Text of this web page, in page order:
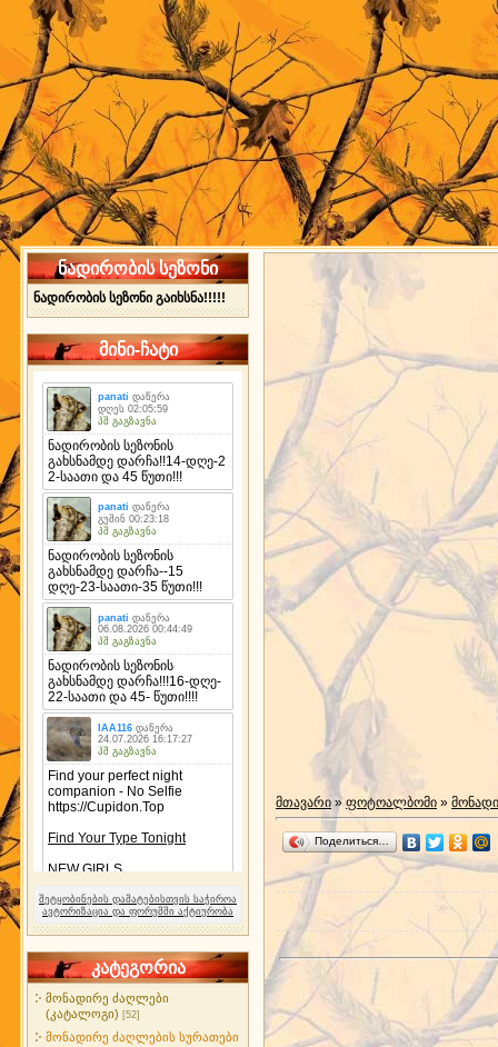
ნადირობის სეზონი
ნადირობის სეზონი გაიხსნა!!!!!
მინი-ჩატი
შეტყობინების დამატებისთვის საჭიროა
ავტორიზაცია და ფორუმში აქტიურობა
კატეგორია
მონადირე ძაღლები
(კატალოგი) [52]
მონადირე ძაღლების სურათები
მთავარი »ფოტოალბომი »
Поделиться…